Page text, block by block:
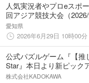
人気実況者やプロeスポ
回アジア競技大会（
スポーツを体験・観戦で
河eスポーツチャレンジ
愛知県
2026年6月29日 10時00分
公式パズルゲーム『【推
Star』本日より新ピック
ードロップス]開催！第１
株式会社KADOKAWA